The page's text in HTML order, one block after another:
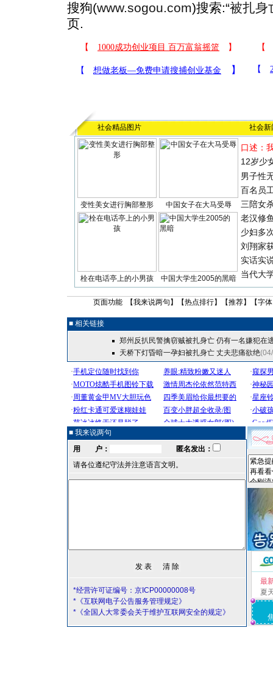
搜狗(www.sogou.com)搜索:“被扎身
页.
社会精品图片 社会新
变性美女进行胸部整形 中国女子在大马受辱
栓在电话亭上的小男孩 中国大学生2005的黑暗
口述：
12岁少
男子性
百名员
三陪女
老汉修
少妇多
刘翔家
实话实
当代大
页面功能 【我来说两句 】【热点排行】【推荐】【字
■ 相关链接
郑州反扒民警擒窃贼被扎身亡 仍有一名嫌犯在
天桥下灯昏暗一孕妇被扎身亡 丈夫悲痛欲绝
■ 我来说两句
用 户：
匿名发出：
请各位遵纪守法并注意语言文明。
*经营许可证编号：京ICP00000008号
*《互联网电子公告服务管理规定》
*《全国人大常委会关于维护互联网安全的规定》
最
夏